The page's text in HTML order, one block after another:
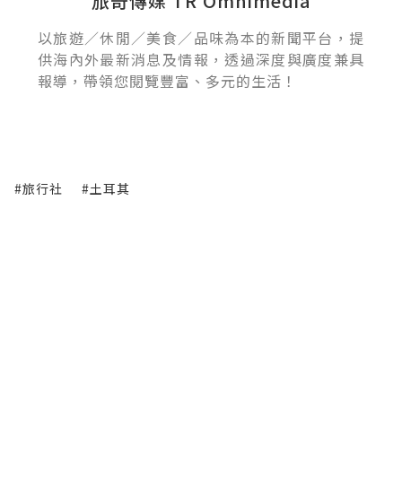
以旅遊／休閒／美食／品味為本的新聞平台，提
供海內外最新消息及情報，透過深度與廣度兼具
報導，帶領您閱覽豐富、多元的生活！
#旅行社 #土耳其